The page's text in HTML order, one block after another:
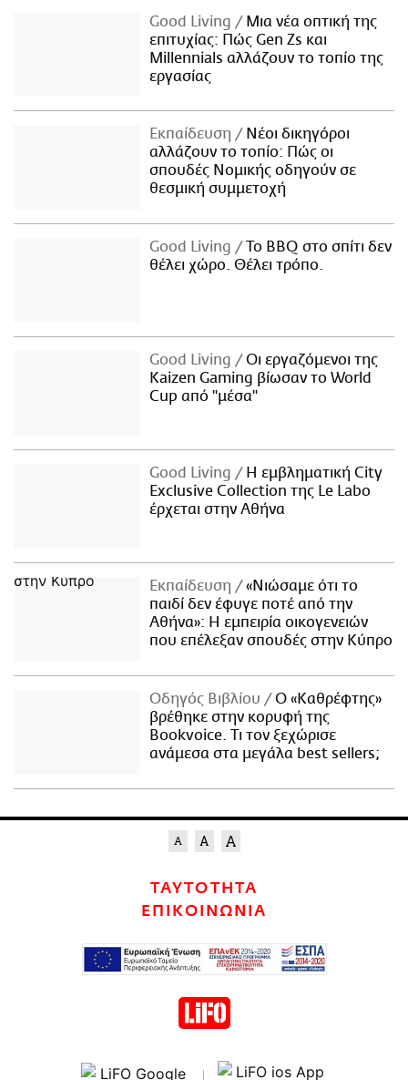
Good Living
Μια νέα οπτική της
επιτυχίας: Πώς Gen Zs και
Millennials αλλάζουν το τοπίο της
εργασίας
Εκπαίδευση
Νέοι δικηγόροι
αλλάζουν το τοπίο: Πώς οι
σπουδές Νομικής οδηγούν σε
θεσμική συμμετοχή
Good Living
Το BBQ στο σπίτι δεν
θέλει χώρο. Θέλει τρόπο.
Good Living
Οι εργαζόμενοι της
Kaizen Gaming βίωσαν το World
Cup από "μέσα"
Good Living
Η εμβληματική City
Exclusive Collection της Le Labo
έρχεται στην Αθήνα
Εκπαίδευση
«Νιώσαμε ότι το
παιδί δεν έφυγε ποτέ από την
Αθήνα»: Η εμπειρία οικογενειών
που επέλεξαν σπουδές στην Κύπρο
Οδηγός Βιβλίου
Ο «Καθρέφτης»
βρέθηκε στην κορυφή της
Bookvoice. Τι τον ξεχώρισε
ανάμεσα στα μεγάλα best sellers;
ΤΑΥΤΟΤΗΤΑ
ΕΠΙΚΟΙΝΩΝΙΑ